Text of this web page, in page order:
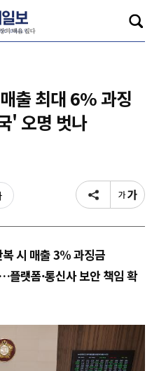
출 최대 6% 과징
' 오명 벗나
시 매출 3% 과징금
플랫폼·통신사 보안 책임 확